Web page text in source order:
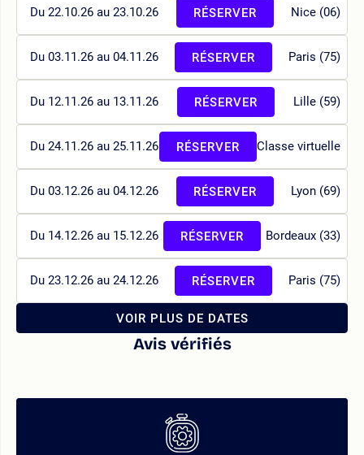
Du 22.10.26 au 23.10.26 Nice (06)
RÉSERVER
Du 03.11.26 au 04.11.26 Paris (75)
RÉSERVER
Du 12.11.26 au 13.11.26 Lille (59)
RÉSERVER
Du 24.11.26 au 25.11.26 Classe virtuelle
RÉSERVER
Du 03.12.26 au 04.12.26 Lyon (69)
RÉSERVER
Du 14.12.26 au 15.12.26 Bordeaux (33)
RÉSERVER
Du 23.12.26 au 24.12.26 Paris (75)
RÉSERVER
VOIR PLUS DE DATES
Avis vérifiés